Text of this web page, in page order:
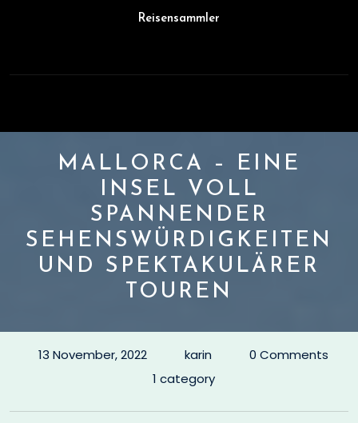
Reisensammler
Button
MALLORCA – EINE
INSEL VOLL
SPANNENDER
SEHENSWÜRDIGKEITEN
UND SPEKTAKULÄRER
TOUREN
13 November, 2022 karin
0 Comments
1 category